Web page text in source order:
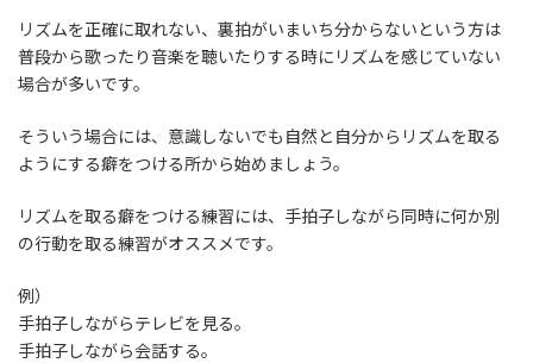
リズムを正確に取れない、裏拍がいまいち分からないという方は
普段から歌ったり音楽を聴いたりする時にリズムを感じていない
場合が多いです。
そういう場合には、意識しないでも自然と自分からリズムを取る
ようにする癖をつける所から始めましょう。
リズムを取る癖をつける練習には、手拍子しながら同時に何か別
の行動を取る練習がオススメです。
例）
手拍子しながらテレビを見る。
手拍子しながら会話する。